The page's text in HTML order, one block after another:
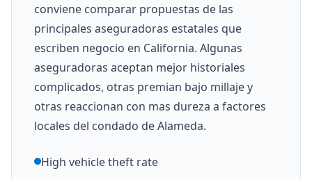
conviene comparar propuestas de las
principales aseguradoras estatales que
escriben negocio en California. Algunas
aseguradoras aceptan mejor historiales
complicados, otras premian bajo millaje y
otras reaccionan con mas dureza a factores
locales del condado de Alameda.
High vehicle theft rate